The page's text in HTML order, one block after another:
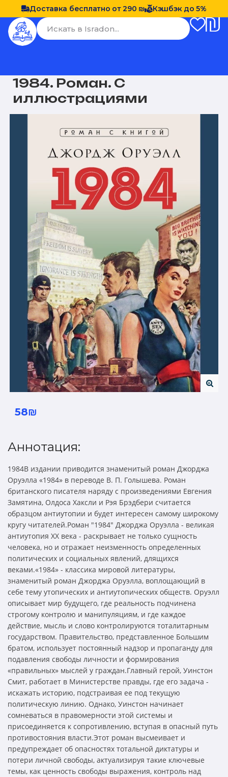
Доставка бесплатно от 290 ₪ Кэшбэк до 5%
1984. Роман. С
иллюстрациями
58₪
Аннотация:
1984В издании приводится знаменитый роман Джорджа
Оруэлла «1984» в переводе В. П. Голышева. Роман
британского писателя наряду с произведениями Евгения
Замятина, Олдоса Хаксли и Рэя Брэдбери считается
образцом антиутопии и будет интересен самому широкому
кругу читателей.Роман "1984" Джорджа Оруэлла - великая
антиутопия ХХ века - раскрывает не только сущность
человека, но и отражает неизменность определенных
политических и социальных явлений, длящихся
веками.«1984» - классика мировой литературы,
знаменитый роман Джорджа Оруэлла, воплощающий в
себе тему утопических и антиутопических обществ. Оруэлл
описывает мир будущего, где реальность подчинена
строгому контролю и манипуляциям, и где каждое
действие, мысль и слово контролируются тоталитарным
государством. Правительство, представленное Большим
братом, использует постоянный надзор и пропаганду для
подавления свободы личности и формирования
«правильных» мыслей у граждан.Главный герой, Уинстон
Смит, работает в Министерстве правды, где его задача -
искажать историю, подстраивая ее под текущую
политическую линию. Однако, Уинстон начинает
сомневаться в правомерности этой системы и
присоединяется к сопротивлению, вступая в опасный путь
противостояния власти.Этот роман высмеивает и
предупреждает об опасностях тотальной диктатуры и
потери личной свободы, актуализируя такие ключевые
темы, как ценность свободы выражения, контроль над